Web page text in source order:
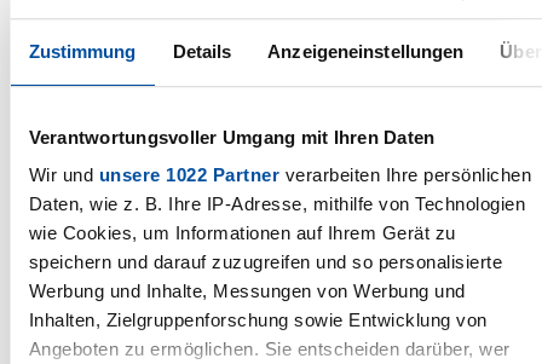
Zustimmung Details Anzeigeneinstellungen
Verantwortungsvoller Umgang mit Ihren Daten
Wir und unsere 1022 Partnerverarbeiten Ihre persönlichen
Daten, wie z. B. Ihre IP-Adresse, mithilfe von Technologien
wie Cookies, um Informationen auf Ihrem Gerät zu
speichern und darauf zuzugreifen und so personalisierte
Werbung und Inhalte, Messungen von Werbung und
Inhalten, Zielgruppenforschung sowie Entwicklung von
Angeboten zu ermöglichen. Sie entscheiden darüber, wer